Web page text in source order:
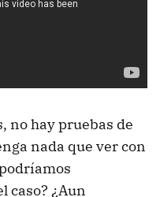
no hay pruebas de
nada que ver con
caso? ¿Aun